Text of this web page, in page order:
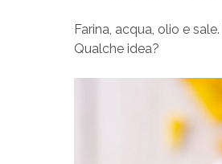
Farina, acqua, olio e
Qualche idea?